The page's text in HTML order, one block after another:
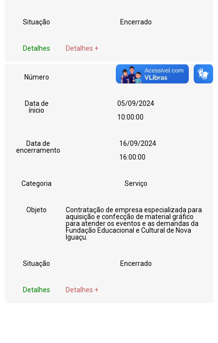
Situação Encerrado
Detalhes Detalhes +
Número 02
Data de
ínicio
05/09/2024
10:00:00
Data de
encerramento
16/09/2024
16:00:00
Categoria Serviço
Objeto
Contratação de empresa especializada para
aquisição e confecção de material gráfico
para atender os eventos e as demandas da
Fundação Educacional e Cultural de Nova
Iguaçu.
Situação Encerrado
Detalhes Detalhes +